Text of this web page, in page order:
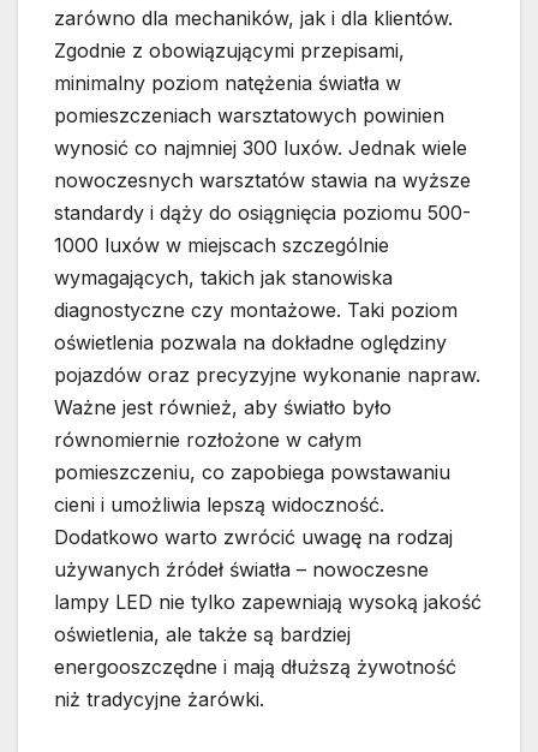
zarówno dla mechaników, jak i dla klientów.
Zgodnie z obowiązującymi przepisami,
minimalny poziom natężenia światła w
pomieszczeniach warsztatowych powinien
wynosić co najmniej 300 luxów. Jednak wiele
nowoczesnych warsztatów stawia na wyższe
standardy i dąży do osiągnięcia poziomu 500-
1000 luxów w miejscach szczególnie
wymagających, takich jak stanowiska
diagnostyczne czy montażowe. Taki poziom
oświetlenia pozwala na dokładne oględziny
pojazdów oraz precyzyjne wykonanie napraw.
Ważne jest również, aby światło było
równomiernie rozłożone w całym
pomieszczeniu, co zapobiega powstawaniu
cieni i umożliwia lepszą widoczność.
Dodatkowo warto zwrócić uwagę na rodzaj
używanych źródeł światła – nowoczesne
lampy LED nie tylko zapewniają wysoką jakość
oświetlenia, ale także są bardziej
energooszczędne i mają dłuższą żywotność
niż tradycyjne żarówki.